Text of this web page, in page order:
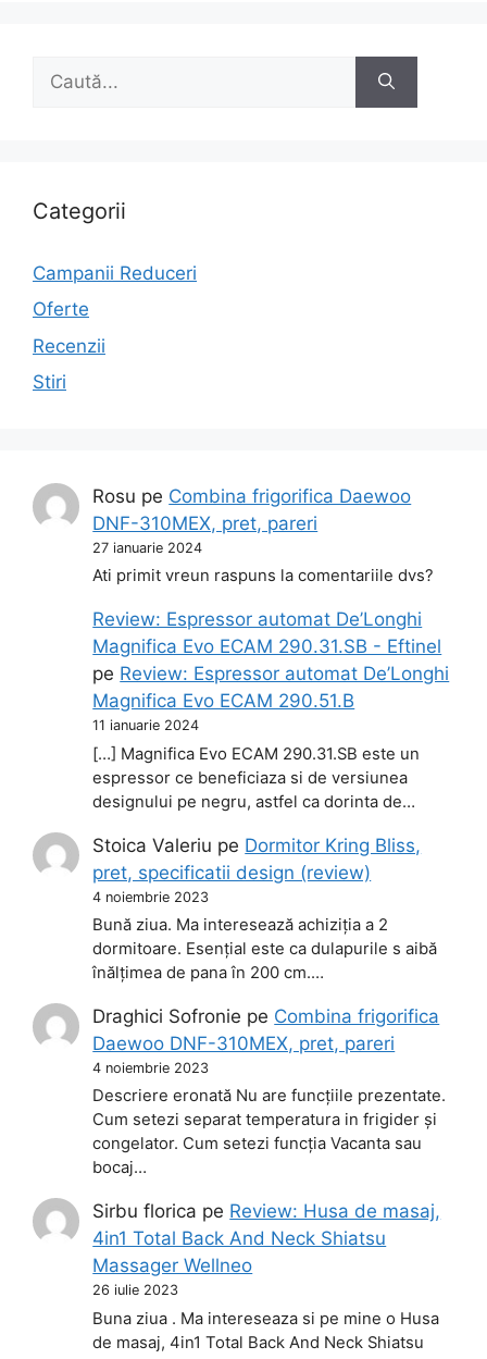
după:
Categorii
Campanii Reduceri
Oferte
Recenzii
Stiri
Rosu pe Combina frigorifica Daewoo
DNF-310MEX, pret, pareri
27 ianuarie 2024
Ati primit vreun raspuns la comentariile dvs?
Review: Espressor automat De’Longhi
Magnifica Evo ECAM 290.31.SB - Eftinel
pe Review: Espressor automat De’Longhi
Magnifica Evo ECAM 290.51.B
11 ianuarie 2024
[…] Magnifica Evo ECAM 290.31.SB este un
espressor ce beneficiaza si de versiunea
designului pe negru, astfel ca dorinta de…
Stoica Valeriu pe Dormitor Kring Bliss,
pret, specificatii design (review)
4 noiembrie 2023
Bună ziua. Ma interesează achiziția a 2
dormitoare. Esențial este ca dulapurile s aibă
înălțimea de pana în 200 cm.…
Draghici Sofronie pe Combina frigorifica
Daewoo DNF-310MEX, pret, pareri
4 noiembrie 2023
Descriere eronată Nu are funcțiile prezentate.
Cum setezi separat temperatura in frigider și
congelator. Cum setezi funcția Vacanta sau
bocaj…
Sirbu florica pe Review: Husa de masaj,
4in1 Total Back And Neck Shiatsu
Massager Wellneo
26 iulie 2023
Buna ziua . Ma intereseaza si pe mine o Husa
de masaj, 4in1 Total Back And Neck Shiatsu